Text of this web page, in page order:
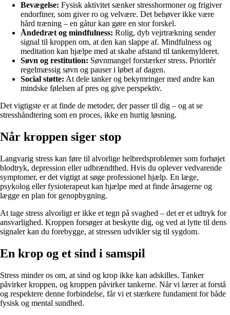
Bevægelse: Fysisk aktivitet sænker stresshormoner og frigiver
endorfiner, som giver ro og velvære. Det behøver ikke være
hård træning – en gåtur kan gøre en stor forskel.
Åndedræt og mindfulness: Rolig, dyb vejrtrækning sender
signal til kroppen om, at den kan slappe af. Mindfulness og
meditation kan hjælpe med at skabe afstand til tankemylderet.
Søvn og restitution: Søvnmangel forstærker stress. Prioritér
regelmæssig søvn og pauser i løbet af dagen.
Social støtte: At dele tanker og bekymringer med andre kan
mindske følelsen af pres og give perspektiv.
Det vigtigste er at finde de metoder, der passer til dig – og at se
stresshåndtering som en proces, ikke en hurtig løsning.
Når kroppen siger stop
Langvarig stress kan føre til alvorlige helbredsproblemer som forhøjet
blodtryk, depression eller udbrændthed. Hvis du oplever vedvarende
symptomer, er det vigtigt at søge professionel hjælp. En læge,
psykolog eller fysioterapeut kan hjælpe med at finde årsagerne og
lægge en plan for genopbygning.
At tage stress alvorligt er ikke et tegn på svaghed – det er et udtryk for
ansvarlighed. Kroppen forsøger at beskytte dig, og ved at lytte til dens
signaler kan du forebygge, at stressen udvikler sig til sygdom.
En krop og et sind i samspil
Stress minder os om, at sind og krop ikke kan adskilles. Tanker
påvirker kroppen, og kroppen påvirker tankerne. Når vi lærer at forstå
og respektere denne forbindelse, får vi et stærkere fundament for både
fysisk og mental sundhed.